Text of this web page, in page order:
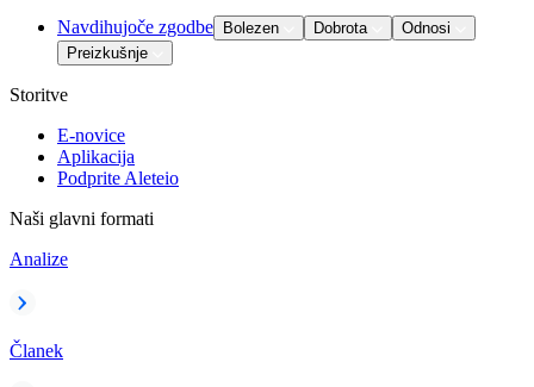
Navdihujoče zgodbe Bolezen Dobrota
Odnosi
Preizkušnje
Storitve
E-novice
Aplikacija
Podprite Aleteio
Naši glavni formati
Analize
Članek